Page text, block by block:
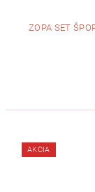
ZOPA SET
AKCIA